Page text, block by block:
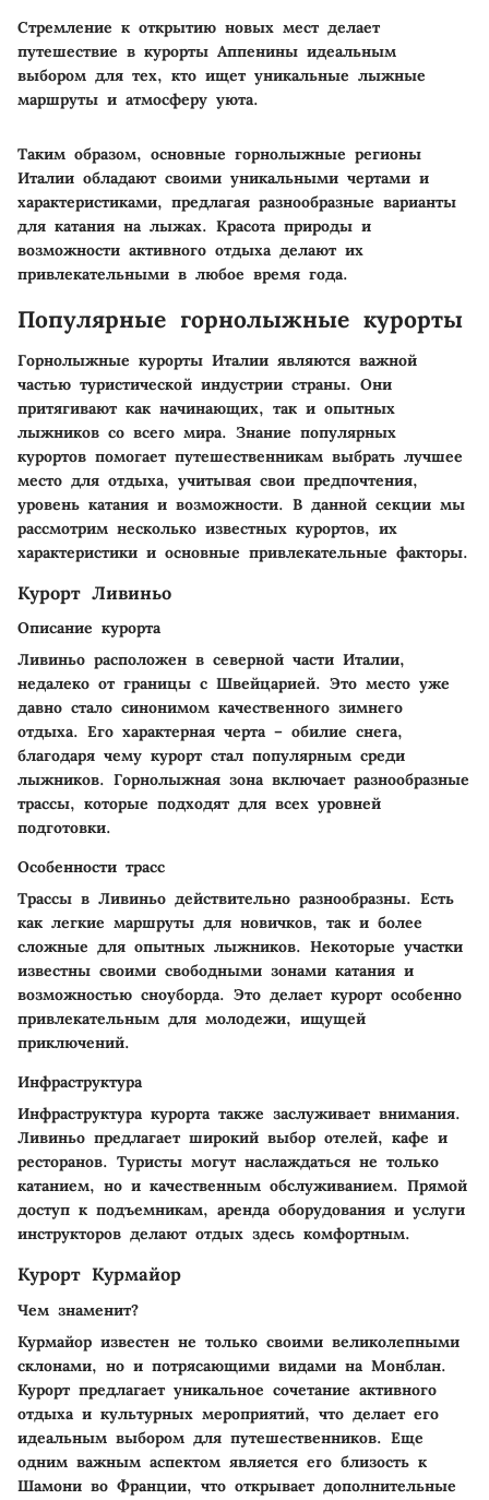
Стремление к открытию новых мест делает
путешествие в курорты Аппенины идеальным
выбором для тех, кто ищет уникальные лыжные
маршруты и атмосферу уюта.
Таким образом, основные горнолыжные регионы
Италии обладают своими уникальными чертами и
характеристиками, предлагая разнообразные варианты
для катания на лыжах. Красота природы и
возможности активного отдыха делают их
привлекательными в любое время года.
Популярные горнолыжные курорты
Горнолыжные курорты Италии являются важной
частью туристической индустрии страны. Они
притягивают как начинающих, так и опытных
лыжников со всего мира. Знание популярных
курортов помогает путешественникам выбрать лучшее
место для отдыха, учитывая свои предпочтения,
уровень катания и возможности. В данной секции мы
рассмотрим несколько известных курортов, их
характеристики и основные привлекательные факторы.
Курорт Ливиньо
Описание курорта
Ливиньо расположен в северной части Италии,
недалеко от границы с Швейцарией. Это место уже
давно стало синонимом качественного зимнего
отдыха. Его характерная черта – обилие снега,
благодаря чему курорт стал популярным среди
лыжников. Горнолыжная зона включает разнообразные
трассы, которые подходят для всех уровней
подготовки.
Особенности трасс
Трассы в Ливиньо действительно разнообразны. Есть
как легкие маршруты для новичков, так и более
сложные для опытных лыжников. Некоторые участки
известны своими свободными зонами катания и
возможностью сноуборда. Это делает курорт особенно
привлекательным для молодежи, ищущей
приключений.
Инфраструктура
Инфраструктура курорта также заслуживает внимания.
Ливиньо предлагает широкий выбор отелей, кафе и
ресторанов. Туристы могут наслаждаться не только
катанием, но и качественным обслуживанием. Прямой
доступ к подъемникам, аренда оборудования и услуги
инструкторов делают отдых здесь комфортным.
Курорт Курмайор
Чем знаменит?
Курмайор известен не только своими великолепными
склонами, но и потрясающими видами на Монблан.
Курорт предлагает уникальное сочетание активного
отдыха и культурных мероприятий, что делает его
идеальным выбором для путешественников. Еще
одним важным аспектом является его близость к
Шамони во Франции, что открывает дополнительные